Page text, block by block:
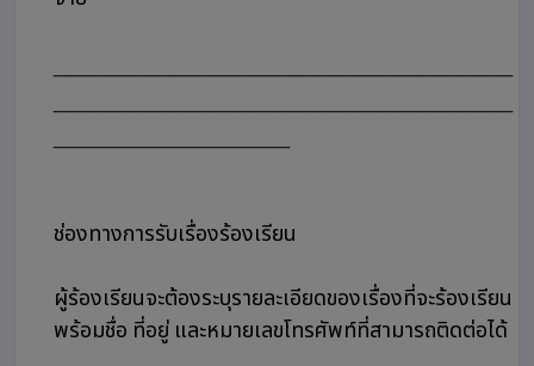
ช่องทางการรับเรื่องร้องเรียน
ผู้ร้องเรียนจะต้องระบุรายละเอียดของเรื่องที่จะร้องเรียน
พร้อมชื่อ ที่อยู่ และหมายเลขโทรศัพท์ที่สามารถติดต่อได้